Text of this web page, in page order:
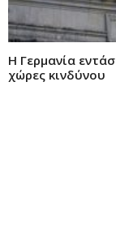
Η Γερμανία
χώρες κινδύνου